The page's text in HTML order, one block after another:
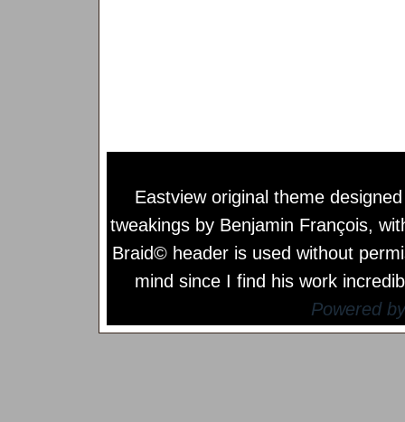
Eastview original theme
tweakings by Benjamin François,
Braid© header is used without
mind since I find his work
Powered